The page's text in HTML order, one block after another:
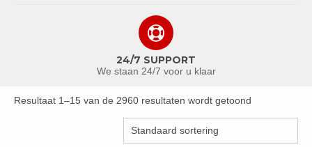
24/7 SUPPORT
We staan 24/7 voor u klaar
Resultaat 1–15 van de 2960 resultaten wordt getoond